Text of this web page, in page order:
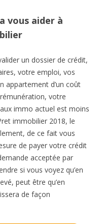
vous aider à
un dossier de crédit,
votre emploi, vos
appartement d’un coût
votre
immo actuel est moins
immobilier 2018, le
de ce fait vous
de payer votre crédit
acceptée par
si vous voyez qu’en
peut être qu’en
de façon